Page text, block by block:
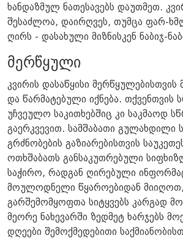
ხანდაზმულ ნათესავებს დაუთმეთ.
შესაძლოა, დაირღვეს, თუმცა ფარ-
ღირს - დასახული მიზნისკენ ნაბიჯ-
მერწყული
კვირის დასაწყისი მერწყულებისთვის
და წარმატებული იქნება. თქვენთვის
უჩვეულო საკითხებშიც კი საკმაოდ
გაერკვევით. სამშაბათი გულახდილი
გრძნობების გაზიარებისთვის
ოთხშაბათს განსაკუთრებული
საჭირო, რადგან ღირებული
მოულოდნელი წყაროებიდან
გარშემომყოფთა სიტყვებს კარგად
მეორე ნახევარში ზედმეტ ხარჯებს
დღეები შემოქმედებითი